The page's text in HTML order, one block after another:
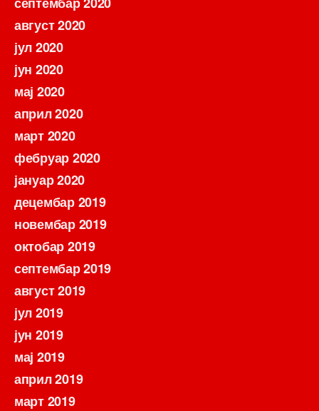
август 2020
јул 2020
јун 2020
мај 2020
април 2020
март 2020
фебруар 2020
јануар 2020
децембар 2019
новембар 2019
октобар 2019
септембар 2019
август 2019
јул 2019
јун 2019
мај 2019
април 2019
март 2019